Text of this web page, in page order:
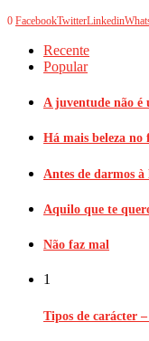
0 FacebookTwitterLinkedin
Recente
Popular
A juventude não é
Há mais beleza
Antes de darmos
Aquilo que te
Não faz mal
1
Tipos de carácter